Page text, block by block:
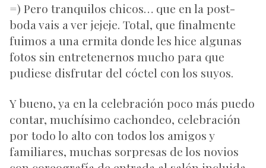
=) Pero tranquilos chicos… que en la post-
boda vais a ver jejeje. Total, que finalmente
fuimos a una ermita donde les hice algunas
fotos sin entretenernos mucho para que
pudiese disfrutar del cóctel con los suyos.
Y bueno, ya en la celebración poco más puedo
contar, muchísimo cachondeo, celebración
por todo lo alto con todos los amigos y
familiares, muchas sorpresas de los novios